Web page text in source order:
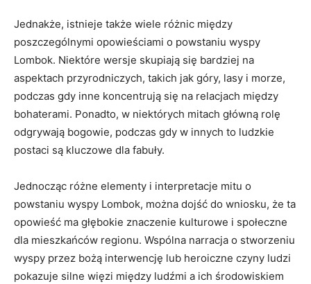
Jednakże, istnieje także wiele różnic między
poszczególnymi opowieściami o⁢ powstaniu wyspy
Lombok.​ Niektóre⁤ wersje skupiają się⁣ bardziej ⁤na
⁣aspektach przyrodniczych, takich‍ jak góry, lasy i morze,
podczas‍ gdy ⁢inne‍ koncentrują się⁣ na relacjach między​
bohaterami.‍ Ponadto, w niektórych mitach‍ główną rolę
odgrywają bogowie,⁤ podczas⁣ gdy‌ w ​innych to ⁣ludzkie
postaci są kluczowe dla fabuły.
Jednocząc różne elementy i interpretacje‍ mitu o
powstaniu ⁤wyspy Lombok, można ⁤dojść ⁣do wniosku, ⁣że ta
opowieść ma głębokie znaczenie kulturowe i społeczne
dla‌ mieszkańców ​regionu. Wspólna narracja o ⁣stworzeniu
wyspy przez bożą interwencję⁤ lub ⁤heroiczne czyny ⁣ludzi⁢
pokazuje silne więzi między ludźmi a ich środowiskiem